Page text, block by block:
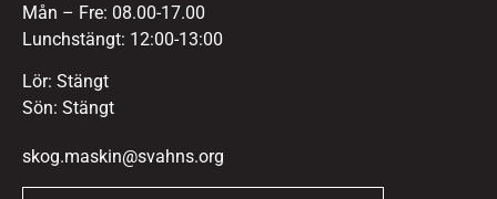
Mån – Fre: 08.00-17.00
Lunchstängt: 12:00-13:00
Lör: Stängt
Sön: Stängt
skog.maskin@svahns.org